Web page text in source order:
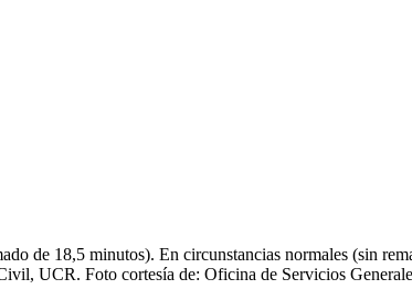
de 18,5 minutos).​ En circunstancias normales (sin
UCR. Foto cortesía de: Oficina de Servicios